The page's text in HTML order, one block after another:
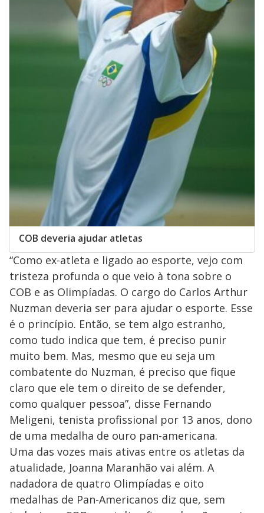
COB deveria ajudar atletas
“Como ex-atleta e ligado ao esporte, vejo com
tristeza profunda o que veio à tona sobre o
COB e as Olimpíadas. O cargo do Carlos Arthur
Nuzman deveria ser para ajudar o esporte. Esse
é o princípio. Então, se tem algo estranho,
como tudo indica que tem, é preciso punir
muito bem. Mas, mesmo que eu seja um
combatente do Nuzman, é preciso que fique
claro que ele tem o direito de se defender,
como qualquer pessoa”, disse Fernando
Meligeni, tenista profissional por 13 anos, dono
de uma medalha de ouro pan-americana.
Uma das vozes mais ativas entre os atletas da
atualidade, Joanna Maranhão vai além. A
nadadora de quatro Olimpíadas e oito
medalhas de Pan-Americanos diz que, sem